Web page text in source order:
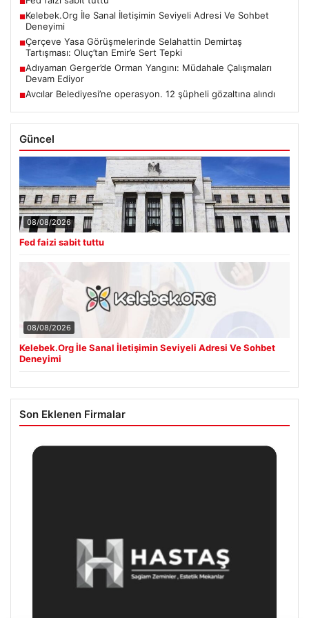
■Kelebek.Org İle Sanal İletişimin Seviyeli Adresi Ve Sohbet
Deneyimi
■Çerçeve Yasa Görüşmelerinde Selahattin Demirtaş
Tartışması: Oluç’tan Emir’e Sert Tepki
■Adıyaman Gerger’de Orman Yangını: Müdahale Çalışmaları
Devam Ediyor
■Avcılar Belediyesi’ne operasyon. 12 şüpheli gözaltına alındı
Güncel
08/08/2026
Fed faizi sabit tuttu
08/08/2026
Kelebek.Org İle Sanal İletişimin Seviyeli Adresi Ve Sohbet
Deneyimi
Son Eklenen Firmalar